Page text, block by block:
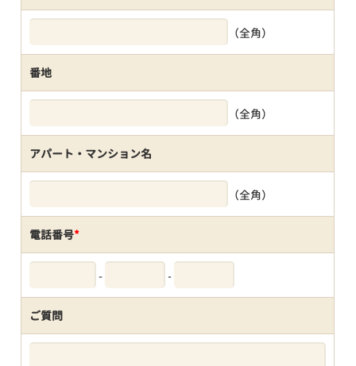
（全角）
番地
（全角）
アパート・マンション名
（全角）
電話番号*
- -
ご質問